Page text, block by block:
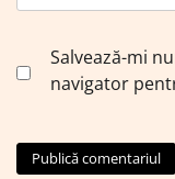
Salvează-mi
navigator